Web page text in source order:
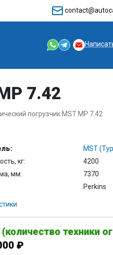
7.42
погрузчик MST MP 7.42
MST
кг:
4200
мм:
7370
Perkins
техники
₽